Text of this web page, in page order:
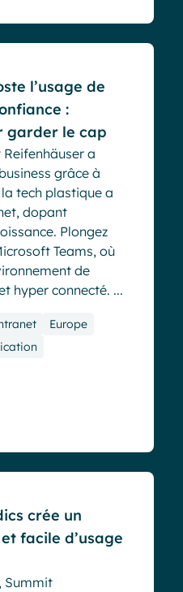
l’usage de
:
garder le cap
a
grâce à
tech plastique a
dopant
Plongez
Teams, où
de
hyper connecté. ...
Europe
crée un
facile d’usage
Summit